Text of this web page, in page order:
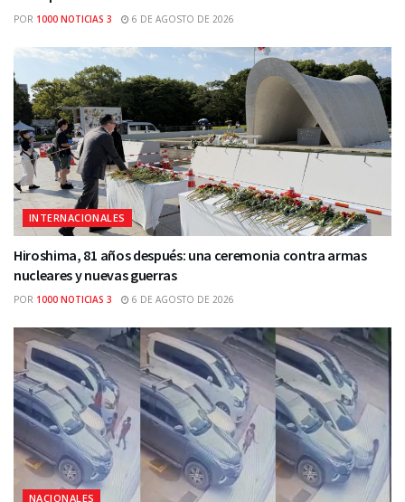
POR 1000 NOTICIAS 3 6 DE AGOSTO DE 2026
INTERNACIONALES
Hiroshima, 81 años después: una ceremonia contra armas
nucleares y nuevas guerras
POR 1000 NOTICIAS 3 6 DE AGOSTO DE 2026
NACIONALES